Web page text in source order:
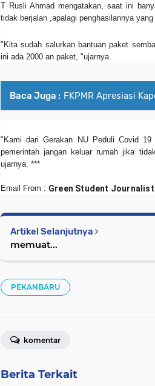
T Rusli Ahmad mengatakan, saat ini
tidak berjalan ,apalagi penghasilannya yang
"Kita sudah salurkan bantuan paket
ini ada 2000 an paket, "ujarnya.
Baca Juga : FKPMR Apresiasi
"Kami dari Gerakan NU Peduli Covid 19
pemerintah jangan keluar rumah jika
ujarnya. ***
Email From : Green Student
Artikel Selanjutnya
memuat...
PEKANBARU
komentar
Berita Terkait